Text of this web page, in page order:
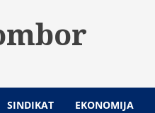
SINDIKAT EKONOMIJA